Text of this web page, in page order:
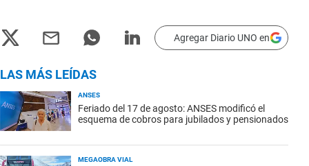
Agregar Diario UNO en
LAS MÁS LEÍDAS
ANSES
Feriado del 17 de agosto: ANSES modificó el
esquema de cobros para jubilados y pensionados
MEGAOBRA VIAL